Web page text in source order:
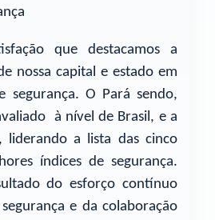
que destacamos a
nossa capital e estado em
segurança. O Pará sendo,
à nível de Brasil, e a
liderando a lista das cinco
índices de segurança.
do esforço contínuo
e da colaboração